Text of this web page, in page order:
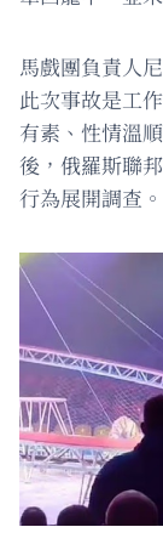
馬戲團負責人
此次事故是工
有素、性情溫
後，俄羅斯聯
行為展開調查。